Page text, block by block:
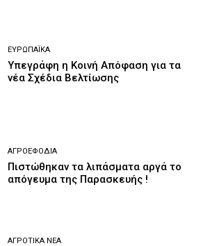
ΕΥΡΩΠΑΪΚΆ
Υπεγράφη η Κοινή Απόφαση για τα
νέα Σχέδια Βελτίωσης
ΑΓΡΟΕΦΌΔΙΑ
Πιστώθηκαν τα λιπάσματα αργά το
απόγευμα της Παρασκευής !
ΑΓΡΟΤΙΚΆ ΝΈΑ